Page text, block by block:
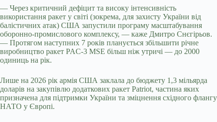
— Через критичний дефіцит та високу інтенсивність
використання ракет у світі (зокрема, для захисту України від
балістичних атак) США запустили програму масштабування
оборонно-промислового комплексу, — каже Дмитро Снєгірьов.
— Протягом наступних 7 років планується збільшити річне
виробництво ракет PAC-3 MSE більш ніж утричі — до 2000
одиниць на рік.
Лише на 2026 рік армія США заклала до бюджету 1,3 мільярда
доларів на закупівлю додаткових ракет Patriot, частина яких
призначена для підтримки України та зміцнення східного флангу
НАТО у Європі.